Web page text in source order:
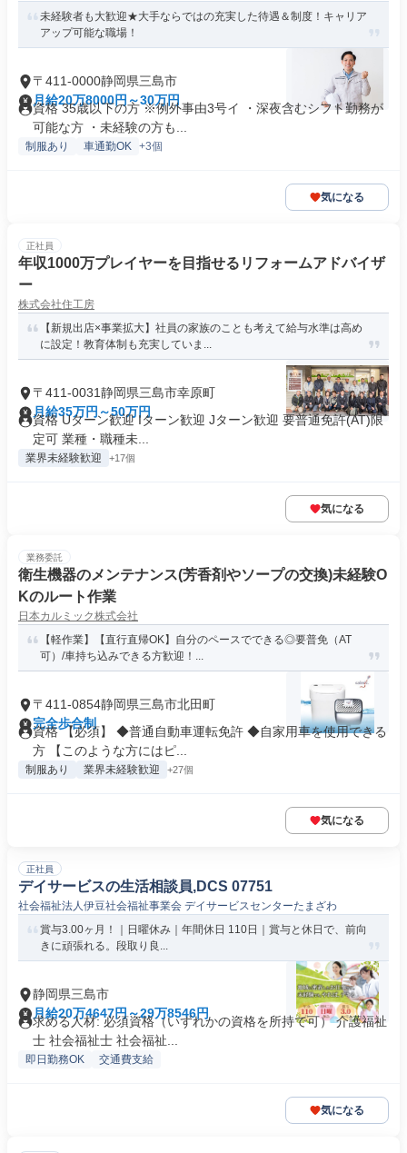
未経験者も大歓迎★大手ならではの充実した待遇＆制度！キャリア
アップ可能な職場！
〒411-0000静岡県三島市
月給20万8000円～30万円
資格 35歳以下の方 ※例外事由3号イ ・深夜含むシフト勤務が
可能な方 ・未経験の方も...
制服あり 車通勤OK +3個
気になる
正社員
年収1000万プレイヤーを目指せるリフォームアドバイザ
ー
株式会社住工房
【新規出店×事業拡大】社員の家族のことも考えて給与水準は高め
に設定！教育体制も充実していま...
〒411-0031静岡県三島市幸原町
月給35万円～50万円
資格 Uターン歓迎 Iターン歓迎 Jターン歓迎 要普通免許(AT)限
定可 業種・職種未...
業界未経験歓迎 +17個
気になる
業務委託
衛生機器のメンテナンス(芳香剤やソープの交換)未経験O
Kのルート作業
日本カルミック株式会社
【軽作業】【直行直帰OK】自分のペースでできる◎要普免（AT
可）/車持ち込みできる方歓迎！...
〒411-0854静岡県三島市北田町
完全歩合制
資格 【必須】 ◆普通自動車運転免許 ◆自家用車を使用できる
方 【このような方にはピ...
制服あり 業界未経験歓迎 +27個
気になる
正社員
デイサービスの生活相談員,DCS 07751
社会福祉法人伊豆社会福祉事業会 デイサービスセンターたまざわ
賞与3.00ヶ月！｜日曜休み｜年間休日 110日｜賞与と休日で、前向
きに頑張れる。段取り良...
静岡県三島市
月給20万4647円～29万8546円
求める人材: 必須資格（いずれかの資格を所持で可） 介護福祉
士 社会福祉士 社会福祉...
即日勤務OK 交通費支給
気になる